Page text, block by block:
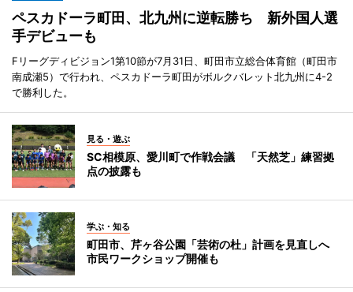
ペスカドーラ町田、北九州に逆転勝ち 新外国人選
手デビューも
Fリーグディビジョン1第10節が7月31日、町田市立総合体育館（町田市
南成瀬5）で行われ、ペスカドーラ町田がボルクバレット北九州に4-2
で勝利した。
見る・遊ぶ
SC相模原、愛川町で作戦会議 「天然芝」練習拠
点の披露も
学ぶ・知る
町田市、芹ヶ谷公園「芸術の杜」計画を見直しへ
市民ワークショップ開催も